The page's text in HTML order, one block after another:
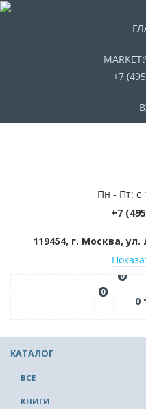
+7
Пн - Пт: с
+7
119454, г. Москва,
0
0
0
КАТАЛОГ
ВСЕ
КНИГИ